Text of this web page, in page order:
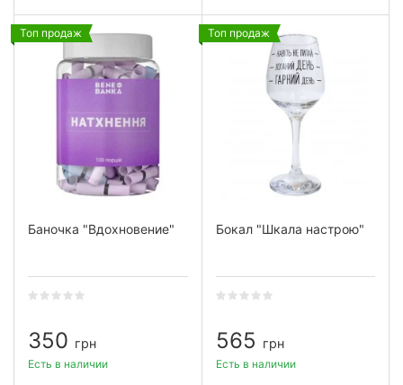
Топ продаж
Баночка "Вдохновение"
350 грн
Есть в наличии
Топ продаж
Бокал "Шкала настрою"
565 грн
Есть в наличии